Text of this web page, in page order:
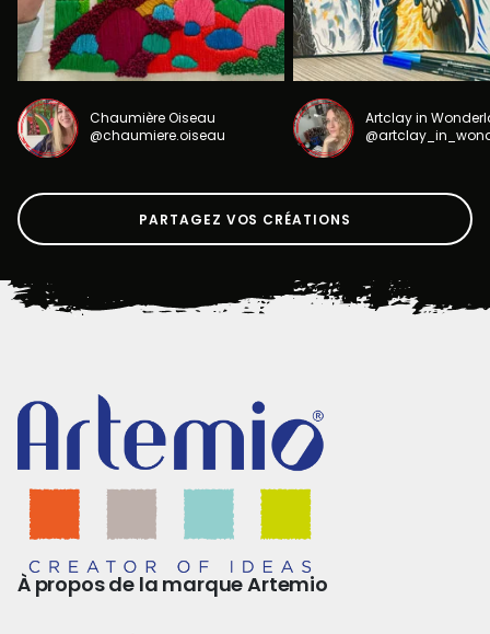
Chaumière Oiseau
@chaumiere.oiseau
Artclay in
PARTAGEZ VOS CRÉATIONS
À propos de la marque Artemio